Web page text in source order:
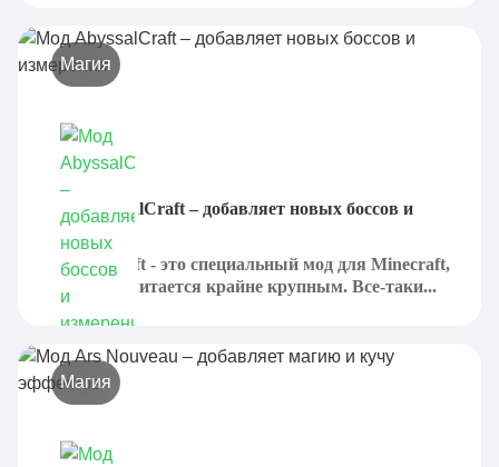
Магия
Мод AbyssalCraft – добавляет новых боссов и
измерения
AbyssalCraft - это специальный мод для Minecraft,
который считается крайне крупным. Все-таки...
Магия